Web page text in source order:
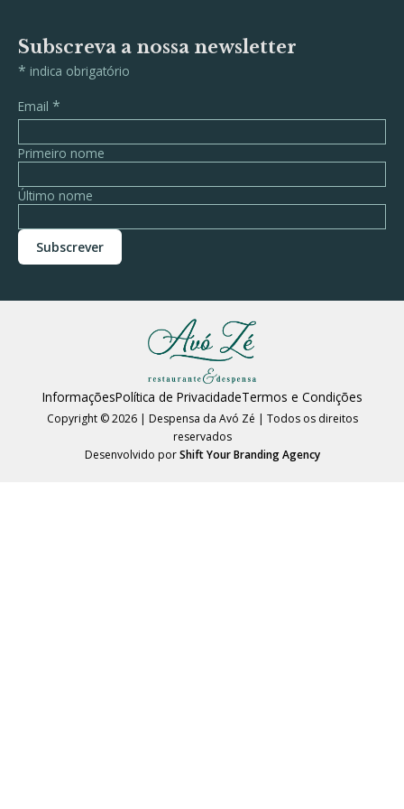
Subscreva a nossa newsletter
* indica obrigatório
Email *
Primeiro nome
Último nome
InformaçõesPolítica de PrivacidadeTermos e Condições
Copyright © 2026 | Despensa da Avó Zé | Todos os direitos
reservados
Desenvolvido porShift Your Branding Agency